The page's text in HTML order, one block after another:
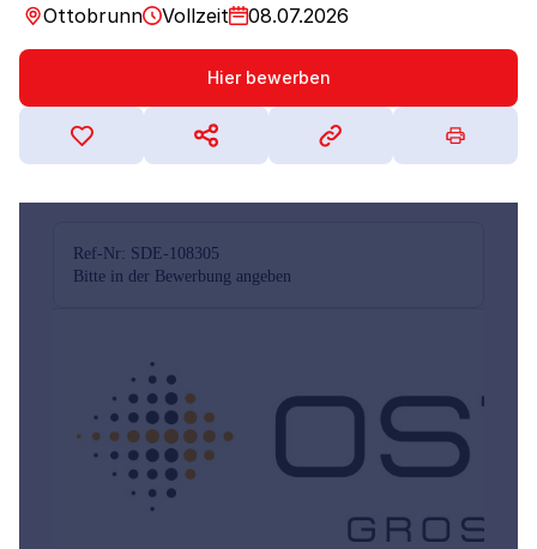
Ottobrunn Vollzeit 08.07.2026
Hier bewerben